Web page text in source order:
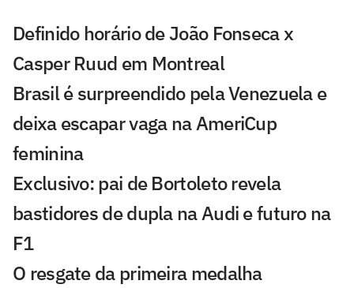
Definido horário de João Fonseca x
Casper Ruud em Montreal
Brasil é surpreendido pela Venezuela e
deixa escapar vaga na AmeriCup
feminina
Exclusivo: pai de Bortoleto revela
bastidores de dupla na Audi e futuro na
F1
O resgate da primeira medalha